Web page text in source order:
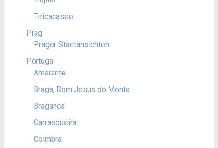
Titicacasee
Prag
Prager Stadtansichten
Portugal
Amarante
Braga, Bom Jesus do Monte
Braganca
Carrasqueira
Coimbra